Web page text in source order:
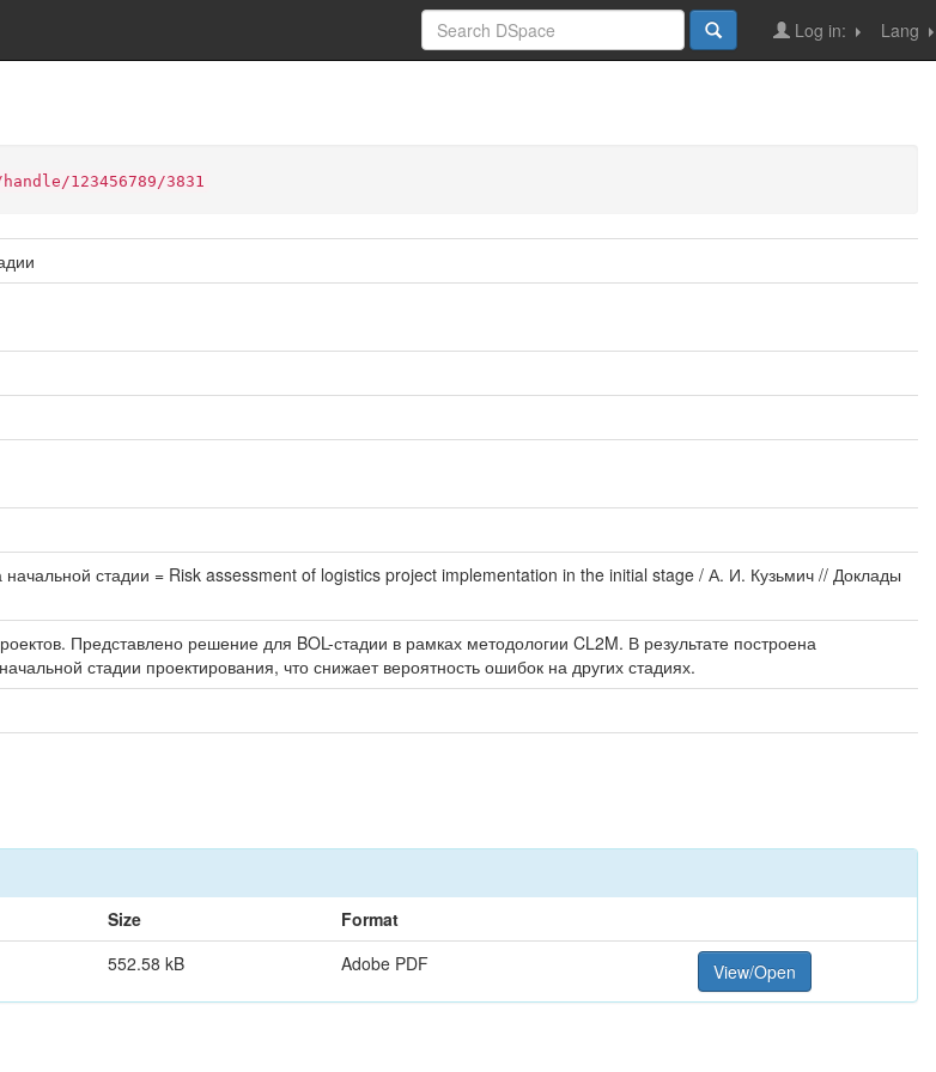
Lang
Log in:
123456789/3831
стадии = Risk assessment of logistics project implementation in the initial stage / А. И. Кузьмич // Доклады
Представлено решение для BOL-стадии в рамках методологии CL2M. В результате построена
стадии проектирования, что снижает вероятность ошибок на других стадиях.
Size
Format
552.58 kB Adobe PDF View/Open